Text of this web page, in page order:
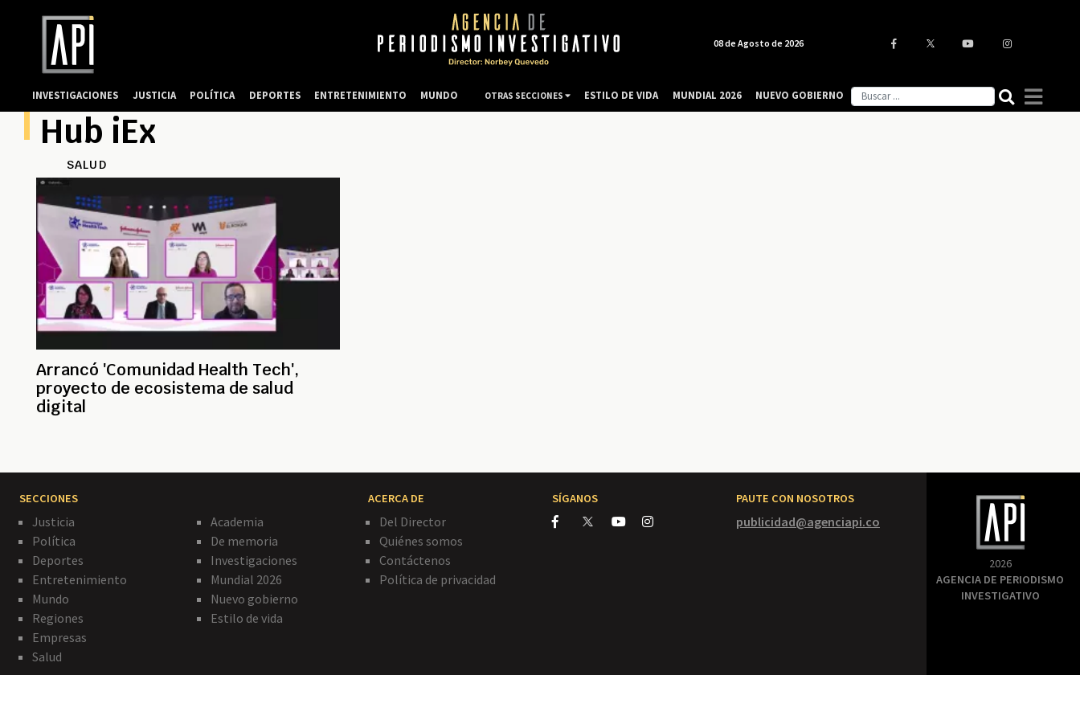
Hub iEx
SALUD
Arrancó 'Comunidad Health Tech',
proyecto de ecosistema de salud
digital
SECCIONES
Justicia
Política
Deportes
Entretenimiento
Mundo
Regiones
Empresas
Salud
Academia
De memoria
Investigaciones
Mundial 2026
Nuevo gobierno
Estilo de vida
ACERCA DE
Del Director
Quiénes somos
Contáctenos
Política de privacidad
SÍGANOS PAUTE CON NOSOTROS
publicidad@agenciapi.co
2026
AGENCIA DE PERIODISMO
INVESTIGATIVO
08 de Agosto de 2026
INVESTIGACIONES JUSTICIA POLÍTICA DEPORTES ENTRETENIMIENTO MUNDO OTRAS SECCIONES ESTILO DE VIDA MUNDIAL 2026 NUEVO GOBIERNO